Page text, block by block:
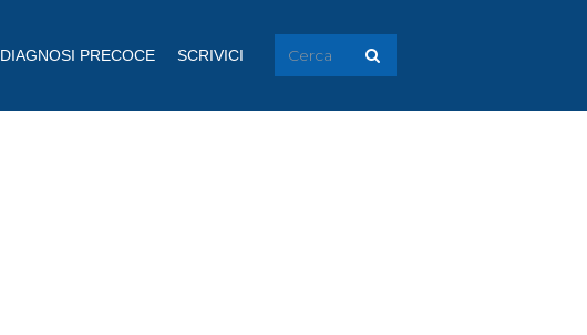
DIAGNOSI PRECOCE SCRIVICI